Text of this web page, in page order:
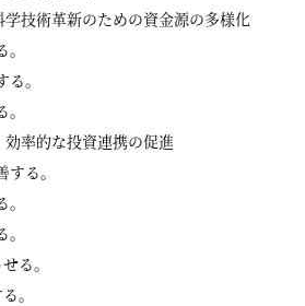
技術革新のための資金源の多様化
。
率的な投資連携の促進
る。
る。
。